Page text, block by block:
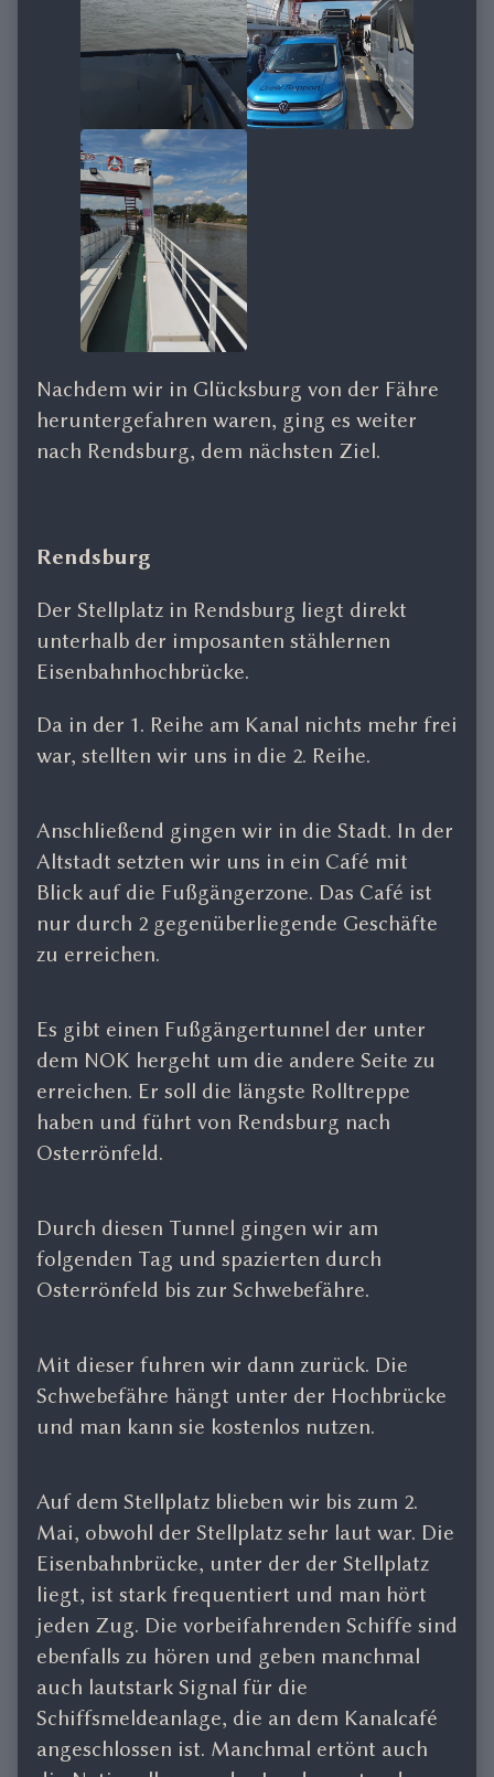
Nachdem wir in Glücksburg von der Fähre
heruntergefahren waren, ging es weiter
nach Rendsburg, dem nächsten Ziel.
Rendsburg
Der Stellplatz in Rendsburg liegt direkt
unterhalb der imposanten stählernen
Eisenbahnhochbrücke.
Da in der 1. Reihe am Kanal nichts mehr frei
war, stellten wir uns in die 2. Reihe.
Anschließend gingen wir in die Stadt. In der
Altstadt setzten wir uns in ein Café mit
Blick auf die Fußgängerzone. Das Café ist
nur durch 2 gegenüberliegende Geschäfte
zu erreichen.
Es gibt einen Fußgängertunnel der unter
dem NOK hergeht um die andere Seite zu
erreichen. Er soll die längste Rolltreppe
haben und führt von Rendsburg nach
Osterrönfeld.
Durch diesen Tunnel gingen wir am
folgenden Tag und spazierten durch
Osterrönfeld bis zur Schwebefähre.
Mit dieser fuhren wir dann zurück. Die
Schwebefähre hängt unter der Hochbrücke
und man kann sie kostenlos nutzen.
Auf dem Stellplatz blieben wir bis zum 2.
Mai, obwohl der Stellplatz sehr laut war. Die
Eisenbahnbrücke, unter der der Stellplatz
liegt, ist stark frequentiert und man hört
jeden Zug. Die vorbeifahrenden Schiffe sind
ebenfalls zu hören und geben manchmal
auch lautstark Signal für die
Schiffsmeldeanlage, die an dem Kanalcafé
angeschlossen ist. Manchmal ertönt auch